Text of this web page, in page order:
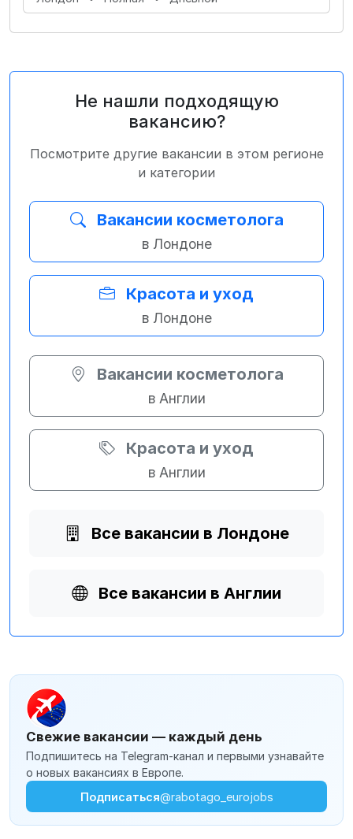
Не нашли подходящую
вакансию?
Посмотрите другие вакансии в этом регионе
и категории
Вакансии косметолога
в Лондоне
Красота и уход
в Лондоне
Вакансии косметолога
в Англии
Красота и уход
в Англии
Все вакансии в Лондоне
Все вакансии в Англии
Свежие вакансии — каждый день
Подпишитесь на Telegram-канал и первыми узнавайте
о новых вакансиях в Европе.
Подписаться@rabotago_eurojobs